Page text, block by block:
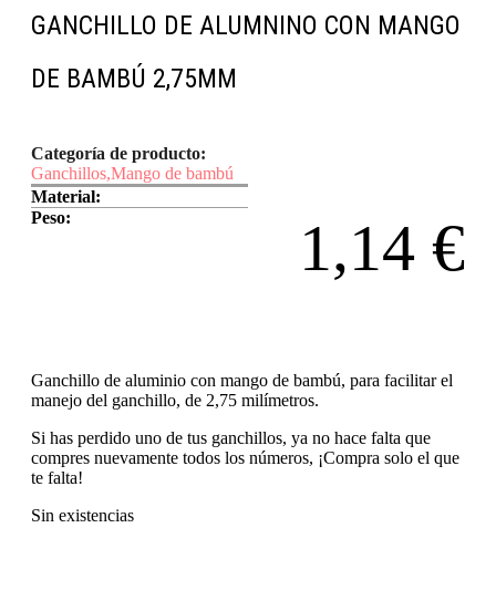
GANCHILLO DE ALUMNINO CON MANGO
DE BAMBÚ 2,75MM
Categoría de producto:
Ganchillos,Mango de bambú
Material:
Peso:
1,14 €
Ganchillo de aluminio con mango de bambú, para facilitar el
manejo del ganchillo, de 2,75 milímetros.
Si has perdido uno de tus ganchillos, ya no hace falta que
compres nuevamente todos los números, ¡Compra solo el que
te falta!
Sin existencias